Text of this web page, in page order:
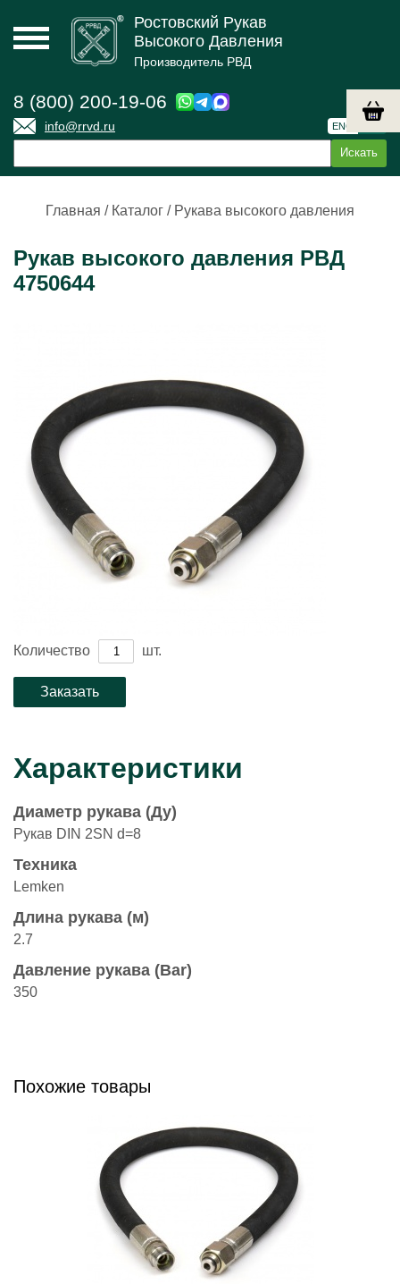
Ростовский Рукав
Высокого Давления
Производитель РВД
8 (800) 200-19-06
info@rrvd.ru ENG
Главная / Каталог / Рукава высокого давления
Рукав высокого давления РВД
4750644
Количество шт.
Характеристики
Диаметр рукава (Ду)
Рукав DIN 2SN d=8
Техника
Lemken
Длина рукава (м)
2.7
Давление рукава (Bar)
350
Похожие товары